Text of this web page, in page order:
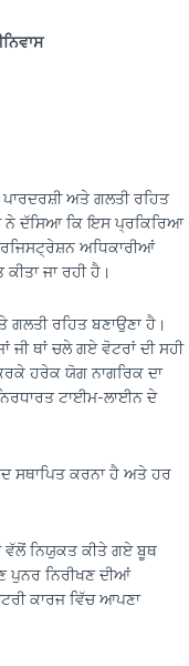
ਅਤੇ ਗਲਤੀ ਰਹਿਤ
ਨੇ ਦੱਸਿਆ ਕਿ ਇਸ ਪ੍ਰਕਿਰਿਆ
ਅਧਿਕਾਰੀਆਂ
ਜਾ ਰਹੀ ਹੈ।
ਰਹਿਤ ਬਣਾਉਣਾ ਹੈ।
ਥਾਂ ਚਲੇ ਗਏ ਵੋਟਰਾਂ ਦੀ ਸਹੀ
ਹਰੇਕ ਯੋਗ ਨਾਗਰਿਕ ਦਾ
ਟਾਈਮ-ਲਾਈਨ ਦੇ
ਸਥਾਪਿਤ ਕਰਨਾ ਹੈ ਅਤੇ ਹਰ
ਵੱਲੋਂ ਨਿਯੁਕਤ ਕੀਤੇ ਗਏ ਬੂਥ
ਪੁਨਰ ਨਿਰੀਖਣ ਦੀਆਂ
ਕਾਰਜ ਵਿੱਚ ਆਪਣਾ